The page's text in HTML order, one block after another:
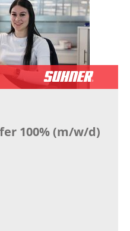
100% (m/w/d)